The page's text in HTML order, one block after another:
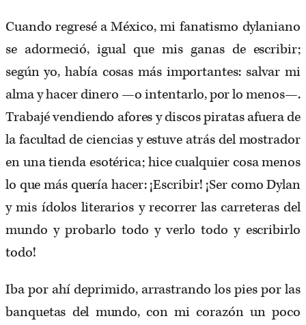
Cuando regresé a México, mi fanatismo dylaniano
se adormeció, igual que mis ganas de escribir;
según yo, había cosas más importantes: salvar mi
alma y hacer dinero —o intentarlo, por lo menos—.
Trabajé vendiendo afores y discos piratas afuera de
la facultad de ciencias y estuve atrás del mostrador
en una tienda esotérica; hice cualquier cosa menos
lo que más quería hacer: ¡Escribir! ¡Ser como Dylan
y mis ídolos literarios y recorrer las carreteras del
mundo y probarlo todo y verlo todo y escribirlo
todo!
Iba por ahí deprimido, arrastrando los pies por las
banquetas del mundo, con mi corazón un poco